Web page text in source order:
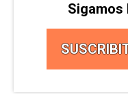
Sigamos